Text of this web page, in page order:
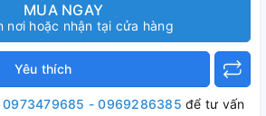
MUA NGAY
nơi hoặc nhận tại cửa hàng
Yêu thích
- 0969286385 để tư vấn